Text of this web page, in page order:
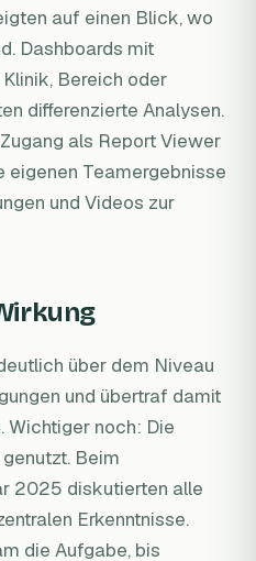
auf einen Blick, wo
Dashboards mit
Bereich oder
differenzierte Analysen.
als Report Viewer
eigenen Teamergebnisse
und Videos zur
über dem Niveau
und übertraf damit
Wichtiger noch: Die
Beim
2025 diskutierten alle
Erkenntnisse.
die Aufgabe, bis